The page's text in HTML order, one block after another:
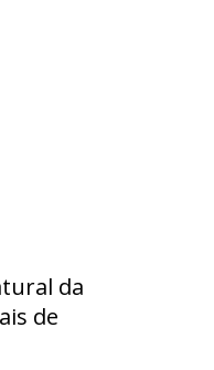
da
de